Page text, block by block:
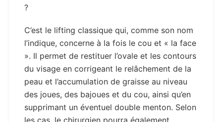
?
C’est le lifting classique qui, comme son nom
l’indique, concerne à la fois le cou et « la face
». Il permet de restituer l’ovale et les contours
du visage en corrigeant le relâchement de la
peau et l’accumulation de graisse au niveau
des joues, des bajoues et du cou, ainsi qu’en
supprimant un éventuel double menton. Selon
les cas, le chirurgien pourra également